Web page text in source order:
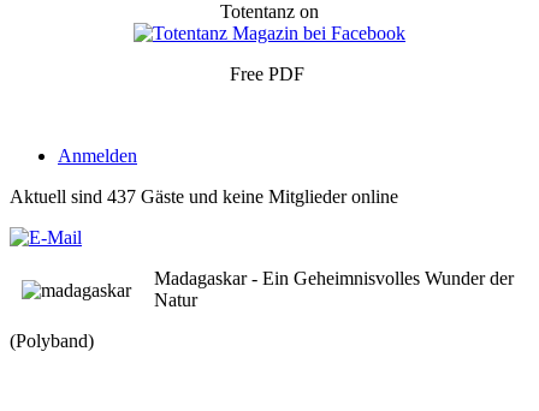
Totentanz on
Free PDF
Anmelden
Aktuell sind 437 Gäste und keine Mitglieder online
Madagaskar - Ein Geheimnisvolles Wunder der
Natur
(Polyband)